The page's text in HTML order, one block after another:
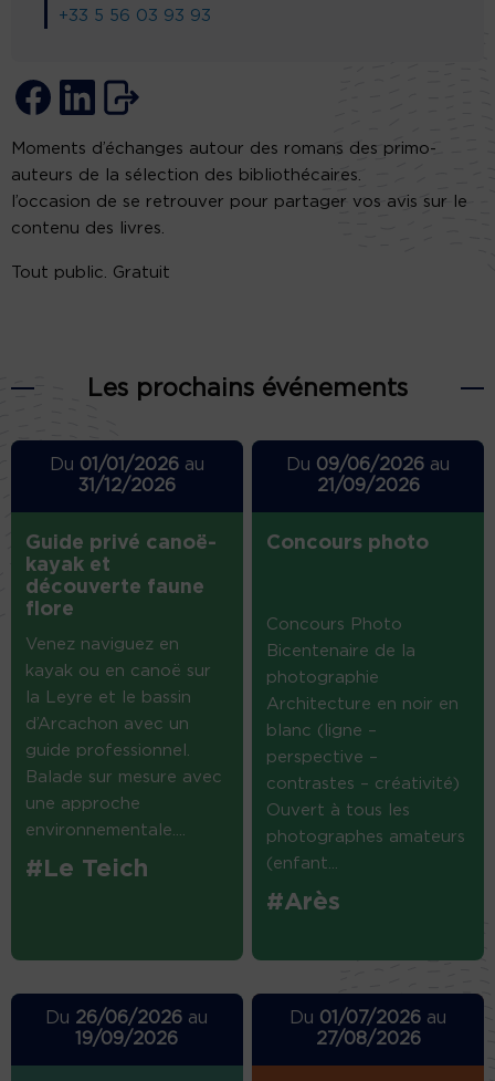
+33 5 56 03 93 93
Moments d’échanges autour des romans des primo-
auteurs de la sélection des bibliothécaires.
l’occasion de se retrouver pour partager vos avis sur le
contenu des livres.
Tout public. Gratuit
Les prochains événements
Du 01/01/2026au
31/12/2026
Guide privé canoë-
kayak et
découverte faune
flore
Venez naviguez en
kayak ou en canoë sur
la Leyre et le bassin
d’Arcachon avec un
guide professionnel.
Balade sur mesure avec
une approche
environnementale....
#Le Teich
Du 09/06/2026 au
21/09/2026
Concours photo
Concours Photo
Bicentenaire de la
photographie
Architecture en noir en
blanc (ligne –
perspective –
contrastes – créativité)
Ouvert à tous les
photographes amateurs
(enfant...
#Arès
Du 26/06/2026 au
19/09/2026
Du 01/07/2026 au
27/08/2026